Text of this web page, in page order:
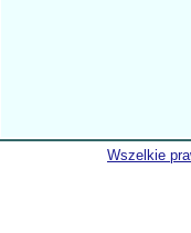
Wszelkie